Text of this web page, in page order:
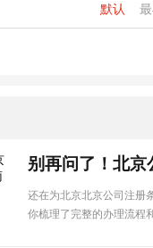
默认
还在为北京北京公司注册
你梳理了完整的办理流程